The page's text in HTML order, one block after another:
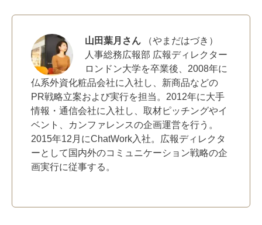
山田葉月さん
（やまだはづき）
人事総務広報部 広報ディレクター
ロンドン大学を卒業後、2008年に
仏系外資化粧品会社に入社し、新商品などの
PR戦略立案および実行を担当。2012年に大手
情報・通信会社に入社し、取材ピッチングやイ
ベント、カンファレンスの企画運営を行う。
2015年12月にChatWork入社。広報ディレクタ
ーとして国内外のコミュニケーション戦略の企
画実行に従事する。